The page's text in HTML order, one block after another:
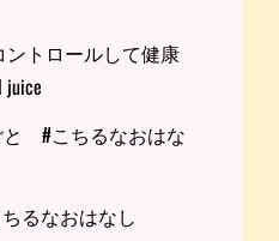
ントロールして健康
と #こちるなおはな
るなおはなし